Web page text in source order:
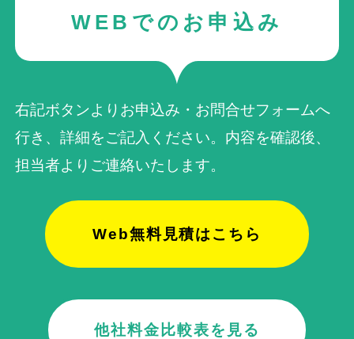
WEBでのお申込み
右記ボタンよりお申込み・お問合せフォームへ
行き、詳細をご記入ください。内容を確認後、
担当者よりご連絡いたします。
Web無料見積はこちら
他社料金比較表を見る